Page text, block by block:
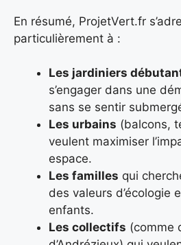
En résumé, ProjetVert.fr
particulièrement à :
Les jardiniers
s’engager dans une
sans se sentir
Les urbains (balcons,
veulent maximiser
espace.
Les familles qui
des valeurs d’écologie
enfants.
Les collectifs (comme